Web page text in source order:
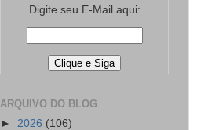
Digite seu E-Mail aqui:
ARQUIVO DO BLOG
► 2026 (106)